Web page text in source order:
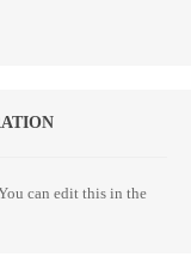
can edit this in the